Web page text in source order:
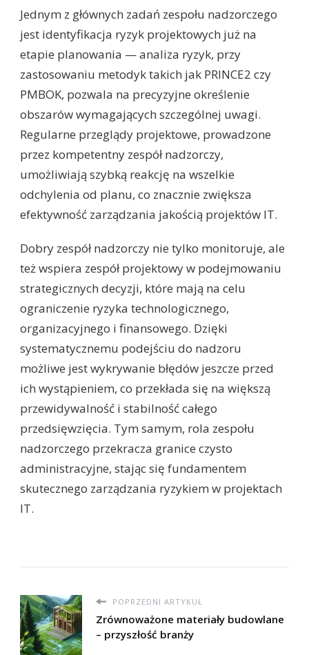
Jednym z głównych zadań zespołu nadzorczego
jest identyfikacja ryzyk projektowych już na
etapie planowania — analiza ryzyk, przy
zastosowaniu metodyk takich jak PRINCE2 czy
PMBOK, pozwala na precyzyjne określenie
obszarów wymagających szczególnej uwagi.
Regularne przeglądy projektowe, prowadzone
przez kompetentny zespół nadzorczy,
umożliwiają szybką reakcję na wszelkie
odchylenia od planu, co znacznie zwiększa
efektywność zarządzania jakością projektów IT.
Dobry zespół nadzorczy nie tylko monitoruje, ale
też wspiera zespół projektowy w podejmowaniu
strategicznych decyzji, które mają na celu
ograniczenie ryzyka technologicznego,
organizacyjnego i finansowego. Dzięki
systematycznemu podejściu do nadzoru
możliwe jest wykrywanie błędów jeszcze przed
ich wystąpieniem, co przekłada się na większą
przewidywalność i stabilność całego
przedsięwzięcia. Tym samym, rola zespołu
nadzorczego przekracza granice czysto
administracyjne, stając się fundamentem
skutecznego zarządzania ryzykiem w projektach
IT.
POPRZEDNI ARTYKUŁ
Zrównoważone materiały budowlane
– przyszłość branży